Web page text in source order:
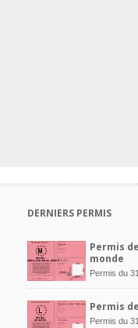
DERNIERS PERMIS
Permis
monde
Permis du
Permis
Permis du